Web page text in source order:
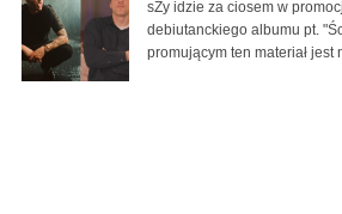
sZy idzie za ciosem w
debiutanckiego albumu pt.
promującym ten materiał jest